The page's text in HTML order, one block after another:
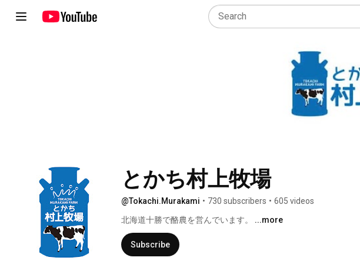
とかち村上牧場
@Tokachi.Murakami • 730 subscribers • 605 videos
北海道十勝で酪農を営んでいます。 ...more
Subscribe